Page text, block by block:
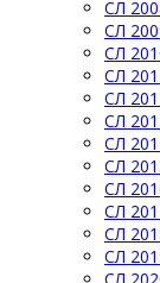
СЛ
СЛ
СЛ
СЛ
СЛ
СЛ
СЛ
СЛ
СЛ
СЛ
СЛ
СЛ